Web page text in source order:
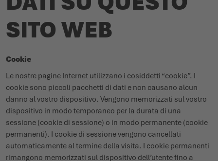
SITO WEB
Cookie
Le nostre pagine Internet utilizzano i cosiddetti “cookie”. I
cookie sono piccoli pacchetti di dati e non causano alcun
danno al vostro dispositivo. Vengono memorizzati sul vostro
dispositivo in modo temporaneo per la durata di una
sessione (cookie di sessione) o in modo permanente (cookie
permanenti). I cookie di sessione vengono cancellati
automaticamente al termine della visita. I cookie permanenti
rimangono memorizzati sul dispositivo dell’utente fino a